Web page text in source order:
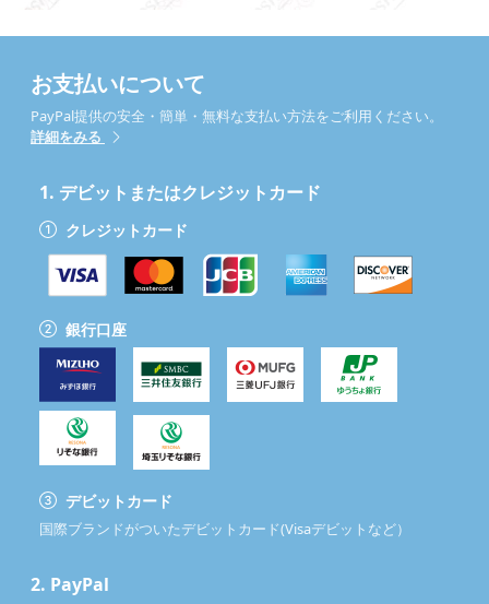
お支払いについて
PayPal提供の安全・簡単・無料な支払い方法をご利用ください。
詳細をみる
1. デビットまたはクレジットカード
クレジットカード
銀行口座
デビットカード
国際ブランドがついたデビットカード(Visaデビットなど）
2. PayPal